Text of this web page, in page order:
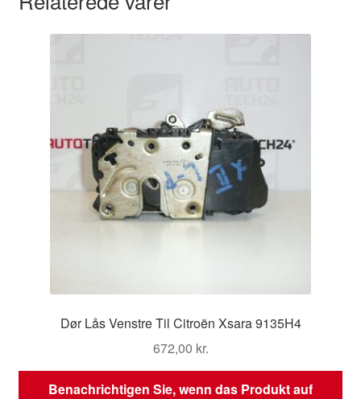
Dør Lås Venstre Til Citroën Xsara 9135H4
672,00 kr.
Benachrichtigen Sie, wenn das Produkt auf